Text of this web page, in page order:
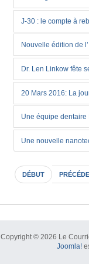
J-30 : le compte à
Nouvelle édition de
Dr. Len Linkow fête
20 Mars 2016: La
Une équipe
Une nouvelle
DÉBUT
Copyright © 2026 Le
Joomla!